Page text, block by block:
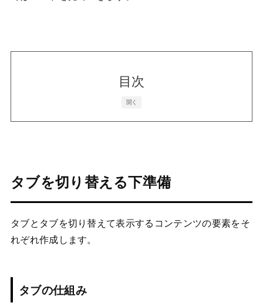
開く
目次
タブを切り替える下準備
タブとタブを切り替えて表示するコンテンツの要素をそ
れぞれ作成します。
タブの仕組み